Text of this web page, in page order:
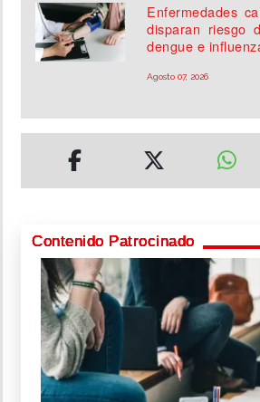
Enfermedades
disparan riesgo
dengue e
Agosto 07, 2026
Contenido Patrocinado